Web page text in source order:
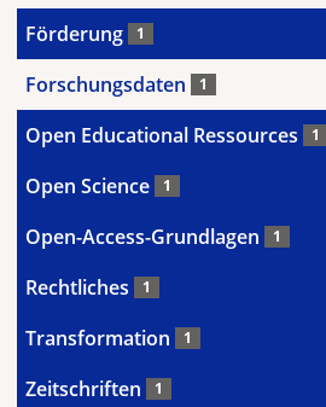
Förderung 1
Forschungsdaten 1
Open Educational Ressources 1
Open Science 1
Open-Access-Grundlagen 1
Rechtliches 1
Transformation 1
Zeitschriften 1